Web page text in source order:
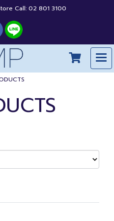
Call: 02 801 3100